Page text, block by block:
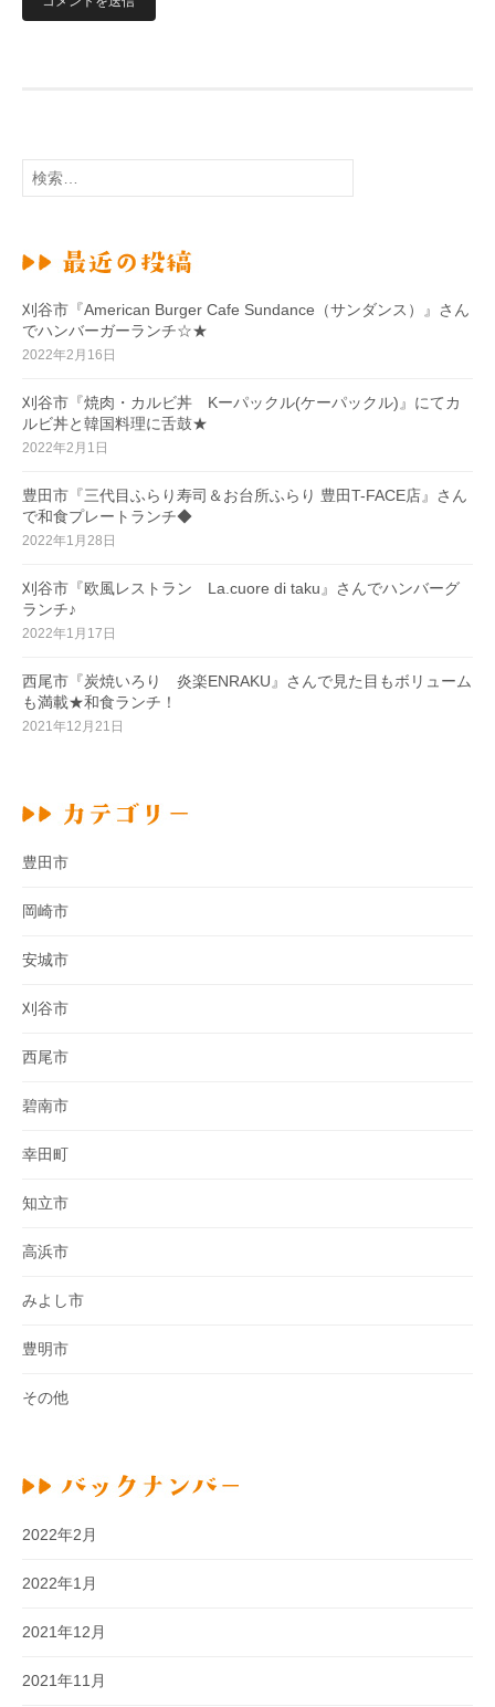
検
索
刈谷市『American Burger Cafe Sundance（サンダンス）』さん
でハンバーガーランチ☆★
2022年2月16日
刈谷市『焼肉・カルビ丼 Kーパックル(ケーパックル)』にてカ
ルビ丼と韓国料理に舌鼓★
2022年2月1日
豊田市『三代目ふらり寿司＆お台所ふらり 豊田T-FACE店』さん
で和食プレートランチ◆
2022年1月28日
刈谷市『欧風レストラン La.cuore di taku』さんでハンバーグ
ランチ♪
2022年1月17日
西尾市『炭焼いろり 炎楽ENRAKU』さんで見た目もボリューム
も満載★和食ランチ！
2021年12月21日
豊田市
岡崎市
安城市
刈谷市
西尾市
碧南市
幸田町
知立市
高浜市
みよし市
豊明市
その他
2022年2月
2022年1月
2021年12月
2021年11月